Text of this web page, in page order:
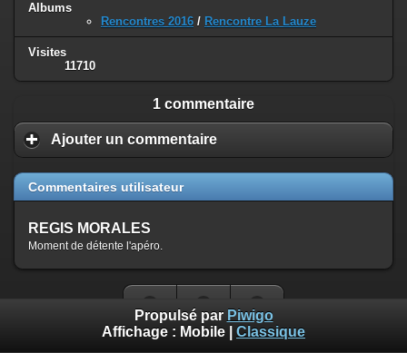
Albums
Rencontres 2016 / Rencontre La Lauze
Visites
11710
1 commentaire
Ajouter un commentaire
Commentaires utilisateur
REGIS MORALES
Moment de détente l'apéro.
Propulsé par Piwigo
Affichage : Mobile Classique